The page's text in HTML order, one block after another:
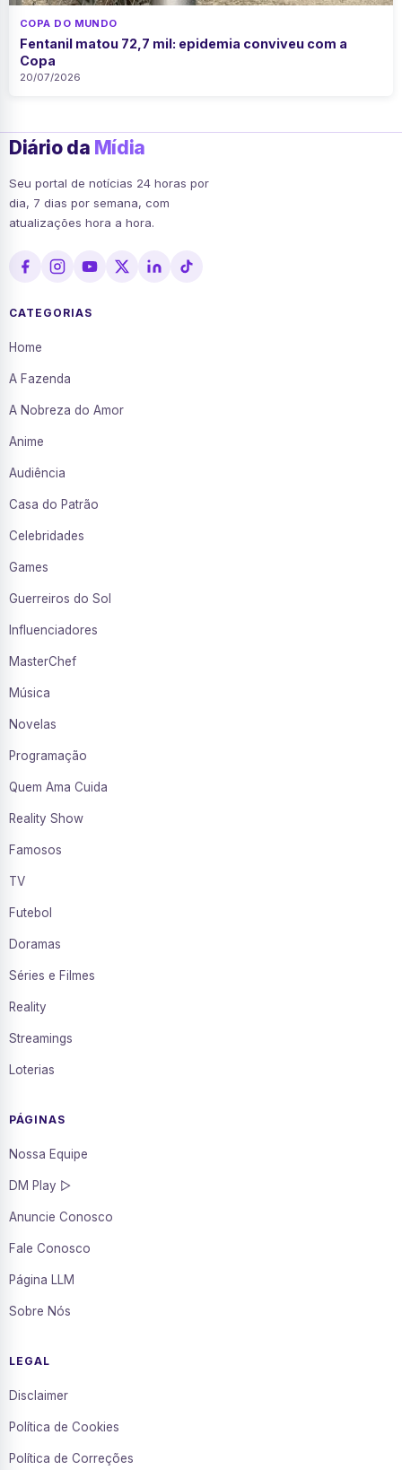
COPA DO MUNDO
Fentanil matou 72,7 mil: epidemia conviveu com a
Copa
20/07/2026
Diário da Mídia
Seu portal de notícias 24 horas por
dia, 7 dias por semana, com
atualizações hora a hora.
CATEGORIAS
Home
A Fazenda
A Nobreza do Amor
Anime
Audiência
Casa do Patrão
Celebridades
Games
Guerreiros do Sol
Influenciadores
MasterChef
Música
Novelas
Programação
Quem Ama Cuida
Reality Show
Famosos
TV
Futebol
Doramas
Séries e Filmes
Reality
Streamings
Loterias
PÁGINAS
Nossa Equipe
DM Play ▷
Anuncie Conosco
Fale Conosco
Página LLM
Sobre Nós
LEGAL
Disclaimer
Política de Cookies
Política de Correções